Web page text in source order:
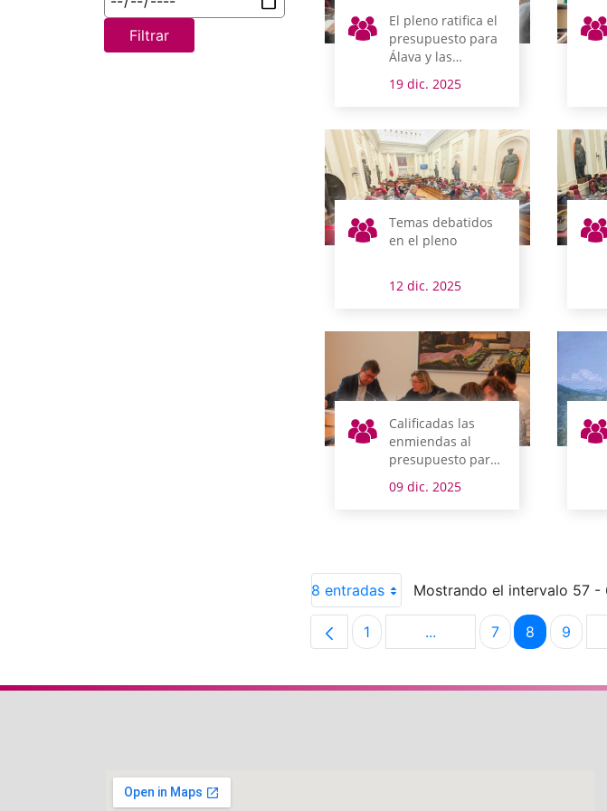
Filtrar
El pleno ratifica el
presupuesto para
Álava y las
tributarias para el
19 dic. 2025
Temas debatidos
en el pleno
12 dic. 2025
Calificadas las
enmiendas al
presupuesto para
Álava
09 dic. 2025
8 entradas Mostrando el intervalo 57 -
Página
1 ...Páginas intermedias Use
Página
7 Página
8 Página
9